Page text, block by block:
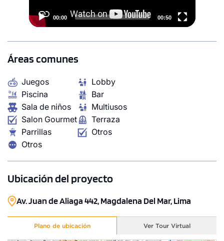
00:00 00:50
Áreas comunes
Juegos
Lobby
Piscina
Bar
Sala de niños
Multiusos
Salon Gourmet
Terraza
Parrillas
Otros
Otros
Ubicación del proyecto
Av. Juan de Aliaga 442, Magdalena Del Mar, Lima
Plano de ubicación Ver Tour Virtual